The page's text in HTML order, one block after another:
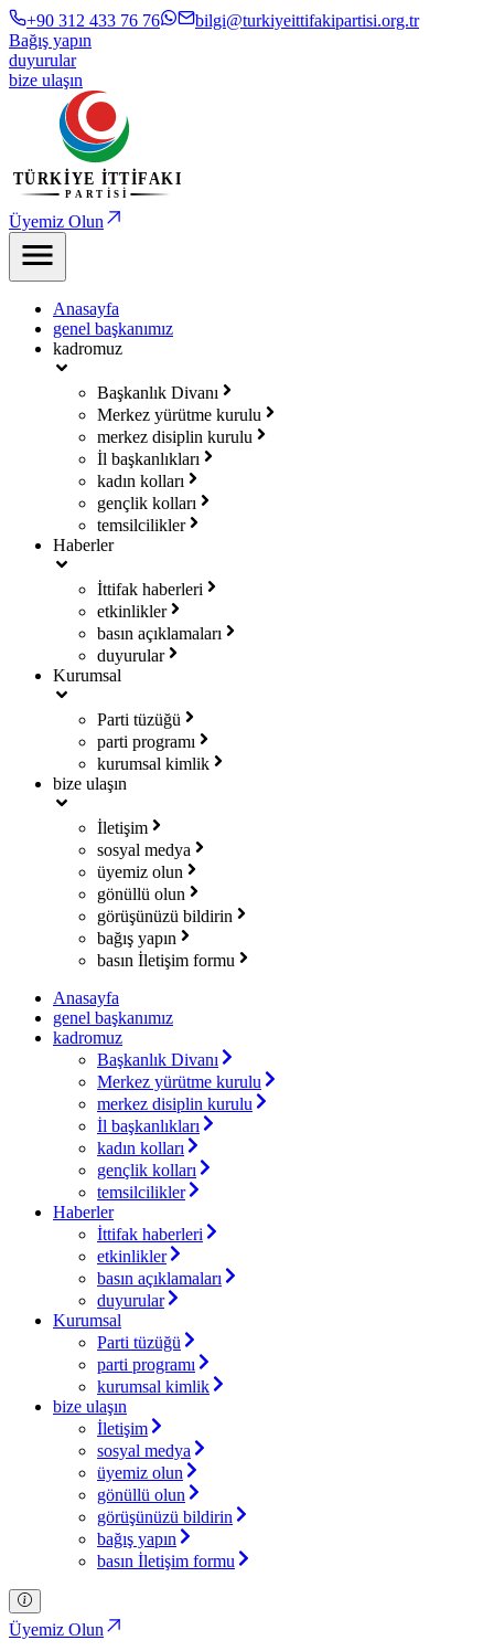
+90 312 433 76 76
bilgi@turkiyeittifakipartisi.org.tr
Bağış yapın
duyurular
bize ulaşın
Üyemiz Olun
Anasayfa
genel başkanımız
kadromuz
Başkanlık Divanı
Merkez yürütme kurulu
merkez disiplin kurulu
İl başkanlıkları
kadın kolları
gençlik kolları
temsilcilikler
Haberler
İttifak haberleri
etkinlikler
basın açıklamaları
duyurular
Kurumsal
Parti tüzüğü
parti programı
kurumsal kimlik
bize ulaşın
İletişim
sosyal medya
üyemiz olun
gönüllü olun
görüşünüzü bildirin
bağış yapın
basın İletişim formu
Anasayfa
genel başkanımız
kadromuz
Başkanlık Divanı
Merkez yürütme kurulu
merkez disiplin kurulu
İl başkanlıkları
kadın kolları
gençlik kolları
temsilcilikler
Haberler
İttifak haberleri
etkinlikler
basın açıklamaları
duyurular
Kurumsal
Parti tüzüğü
parti programı
kurumsal kimlik
bize ulaşın
İletişim
sosyal medya
üyemiz olun
gönüllü olun
görüşünüzü bildirin
bağış yapın
basın İletişim formu
Üyemiz Olun